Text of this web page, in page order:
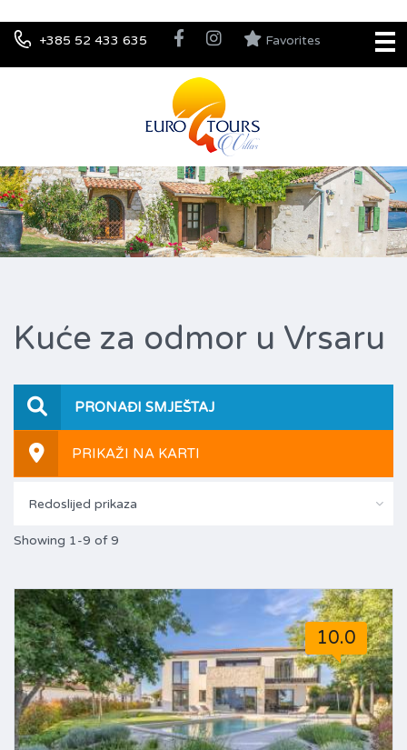
+385 52 433 635 Favorites
Kuće za odmor u Vrsaru
PRONAĐI SMJEŠTAJ
PRIKAŽI NA KARTI
Redoslijed prikaza
Showing 1-9 of 9
10.0